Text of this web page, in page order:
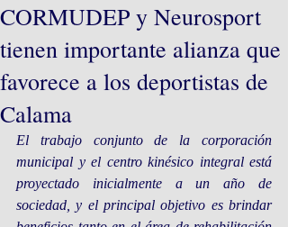
CORMUDEP y Neurosport
tienen importante alianza que
favorece a los deportistas de
Calama
El trabajo conjunto de la corporación
municipal y el centro kinésico integral está
proyectado inicialmente a un año de
sociedad, y el principal objetivo es brindar